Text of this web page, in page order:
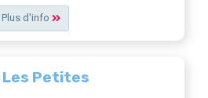
Plus d'info
Les Petites